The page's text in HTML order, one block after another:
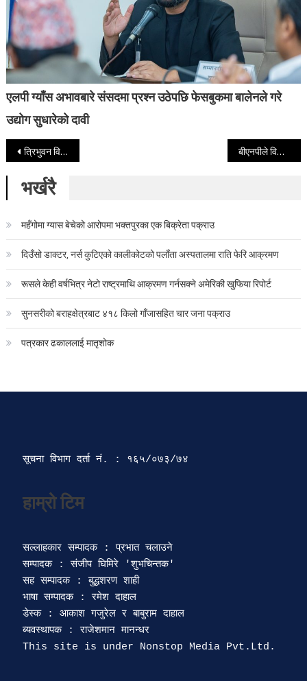
एलपी ग्याँस अभावबारे संसदमा प्रश्न उठेपछि फेसबुकमा बालेनले गरे
उद्योग सुधारेको दावी
Post navigation
त्रिभुवन विमानस्थल गेटबाहिर प्रदर्शनमा उत्रिए ज्ञानेन्द्र शाहको स्वागतका लागि पुगेका राजावादी बीएनपीले विजयी जुलुस र उत्सव नमनाउने, त्यसको सट्टा ‘प्रार्थना सभा’ गर्ने
भर्खरै
महँगोमा ग्यास बेचेको आरोपमा भक्तपुरका एक बिक्रेता पक्राउ
दिउँसो डाक्टर, नर्स कुटिएको कालीकोटको पलाँता अस्पतालमा राति फेरि आक्रमण
रूसले केही वर्षभित्र नेटो राष्ट्रमाथि आक्रमण गर्नसक्ने अमेरिकी खुफिया रिपोर्ट
सुनसरीको बराहक्षेत्रबाट ४१८ किलो गाँजासहित चार जना पक्राउ
पत्रकार ढकाललाई मातृशोक
सूचना विभाग दर्ता‍ नं. : १६५/०७३/७४
हाम्रो टिम
सल्लाहकार सम्पादक : प्रभात चलाउने
सम्पादक : संजीप घिमिरे 'शुभचिन्तक'
सह सम्पादक : बुद्धशरण शाही
भाषा सम्पादक : रमेश दाहाल
डेस्क : आकाश गजुरेल र बाबुराम दाहाल
ब्यवस्थापक : राजेशमान मानन्धर